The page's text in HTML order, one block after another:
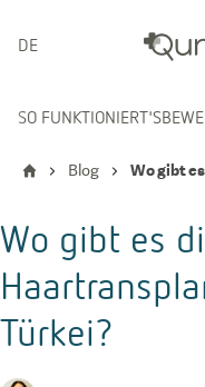
DEUTSCH
SO FUNKTIONIERT'S
Blog
Wo gibt es
Türkei?